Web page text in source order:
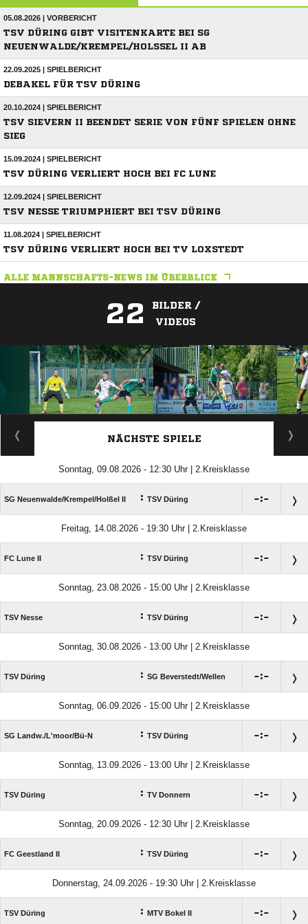
05.08.2026 | VORBERICHT
TSV DÜRING GIBT VISITENKARTE BEI SG
NEUENWALDE/KREMPEL/HOLSSEL II AB
22.09.2025 | SPIELBERICHT
DEBAKEL FÜR TSV DÜRING
20.10.2024 | SPIELBERICHT
TSV SIEVERN II BEENDET SERIE VON FÜNF SPIELEN OHNE
SIEG
15.09.2024 | SPIELBERICHT
TSV DÜRING VERLIERT HOCH BEI FC LUNE
12.09.2024 | SPIELBERICHT
TSV NESSE TRIUMPHIERT BEI TSV DÜRING
11.08.2024 | SPIELBERICHT
TSV DÜRING VERLIERT HOCH BEI TV LOXSTEDT
ALLE MANNSCHAFTS-NEWS IM ÜBERBLICK
22
BILDER /
VIDEOS
ANZEIGE
NÄCHSTE SPIELE
Sonntag, 09.08.2026 - 12:30 Uhr | 2.Kreisklasse
SG Neuenwalde/​Krempel/​Holßel II : TSV Düring :
Freitag, 14.08.2026 - 19:30 Uhr | 2.Kreisklasse
FC Lune II : TSV Düring :
Sonntag, 23.08.2026 - 15:00 Uhr | 2.Kreisklasse
TSV Nesse : TSV Düring :
Sonntag, 30.08.2026 - 13:00 Uhr | 2.Kreisklasse
TSV Düring : SG Beverstedt/​Wellen :
Sonntag, 06.09.2026 - 15:00 Uhr | 2.Kreisklasse
SG Landw./​L'moor/​Bü-N : TSV Düring :
Sonntag, 13.09.2026 - 13:00 Uhr | 2.Kreisklasse
TSV Düring : TV Donnern :
Sonntag, 20.09.2026 - 12:30 Uhr | 2.Kreisklasse
FC Geestland II : TSV Düring :
Donnerstag, 24.09.2026 - 19:30 Uhr | 2.Kreisklasse
TSV Düring : MTV Bokel II :